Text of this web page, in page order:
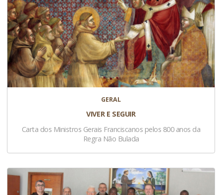
GERAL
VIVER E SEGUIR
Carta dos Ministros Gerais Franciscanos pelos 800 anos da
Regra Não Bulada